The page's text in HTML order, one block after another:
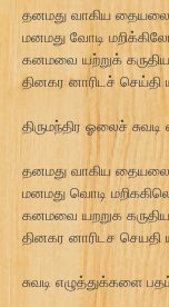
தனமது வாகிய
மனமது வோடி
கனமவை யற்றுக்
தினகர னாரிடச் செய்தி
திருமந்திர ஓலைச்
தனமது வாகிய
மனமது வொடி
கனமவை யறறுக
தினகர னாரிடச செயதி
சுவடி எழுத்துக்களை